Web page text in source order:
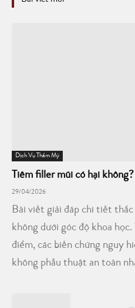
Dịch Vụ Thẩm Mỹ
Tiêm filler mũi có hại
29/04/2026
Bài viết giải đáp chi tiết
không dưới góc độ khoa
điểm, các biến chứng nguy
không phẫu thuật an toàn